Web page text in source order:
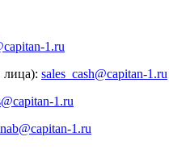
1.ru
лица): sales_cash@capitan-1.ru
1.ru
1.ru